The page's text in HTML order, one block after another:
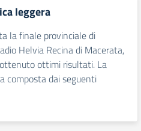
leggera
la finale provinciale di
Helvia Recina di Macerata,
ottimi risultati. La
composta dai seguenti